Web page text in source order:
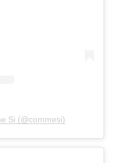
Si (@commesi)